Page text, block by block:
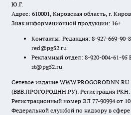
Ю.Г.
Адрес: 610001, Кировская область, г.
Знак информационной продукции: 16+
Контакты: Редакция: 8-927-669-
red@pg52.ru
Рекламный отдел: 8-920-004-61-95
st@pg52.ru
Сетевое издание WWW.PROGORODNN.RU
(ВВВ.ПРОГОРОДНН.РУ). Регистрация РКН:
Регистрационный номер ЭЛ 77-90994 от
Федеральной службой по надзору в